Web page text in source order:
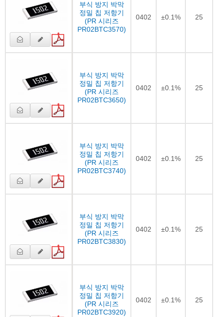
부식 방지 박막
정밀 칩 저항기
(PR 시리즈
PR02BTC3570)
0402 ±0.1% 25
부식 방지 박막
정밀 칩 저항기
(PR 시리즈
PR02BTC3650)
0402 ±0.1% 25
부식 방지 박막
정밀 칩 저항기
(PR 시리즈
PR02BTC3740)
0402 ±0.1% 25
부식 방지 박막
정밀 칩 저항기
(PR 시리즈
PR02BTC3830)
0402 ±0.1% 25
부식 방지 박막
정밀 칩 저항기
(PR 시리즈
PR02BTC3920)
0402 ±0.1% 25